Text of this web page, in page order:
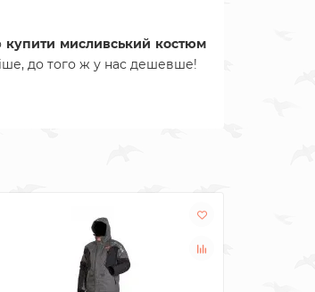
купити мисливський костюм
до того ж у нас дешевше!